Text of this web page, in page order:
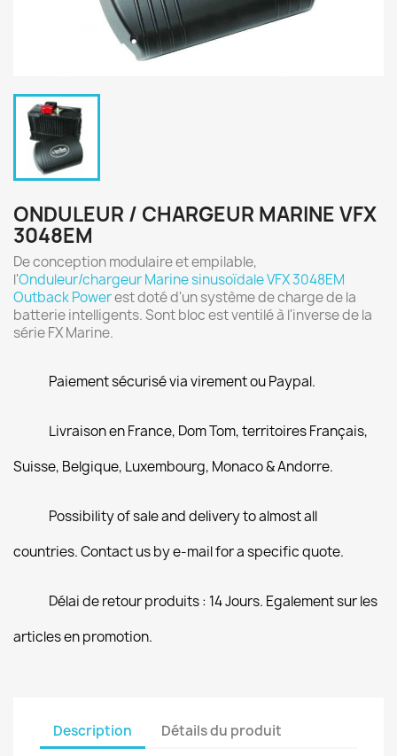
ONDULEUR / CHARGEUR MARINE VFX
3048EM
De conception modulaire et empilable,
l'Onduleur/chargeur Marine sinusoïdale VFX 3048EM
Outback Powerest doté d'un système de charge de la
batterie intelligents. Sont bloc est ventilé à l'inverse de la
série FX Marine.
Paiement sécurisé via virement ou Paypal.
Livraison en France, Dom Tom, territoires Français,
Suisse, Belgique, Luxembourg, Monaco & Andorre.
Possibility of sale and delivery to almost all
countries. Contact us by e-mail for a specific quote.
Délai de retour produits : 14 Jours. Egalement sur les
articles en promotion.
Description Détails du produit